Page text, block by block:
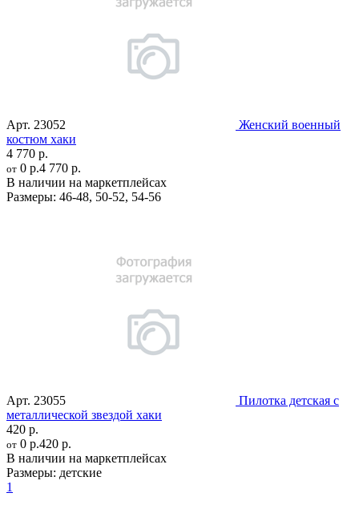
Арт. 23052
Женский военный
костюм хаки
4 770 р.
от 0 р.4 770 р.
В наличии на маркетплейсах
Размеры: 46-48, 50-52, 54-56
Арт. 23055
Пилотка детская с
металлической звездой хаки
420 р.
от 0 р.420 р.
В наличии на маркетплейсах
Размеры: детские
1